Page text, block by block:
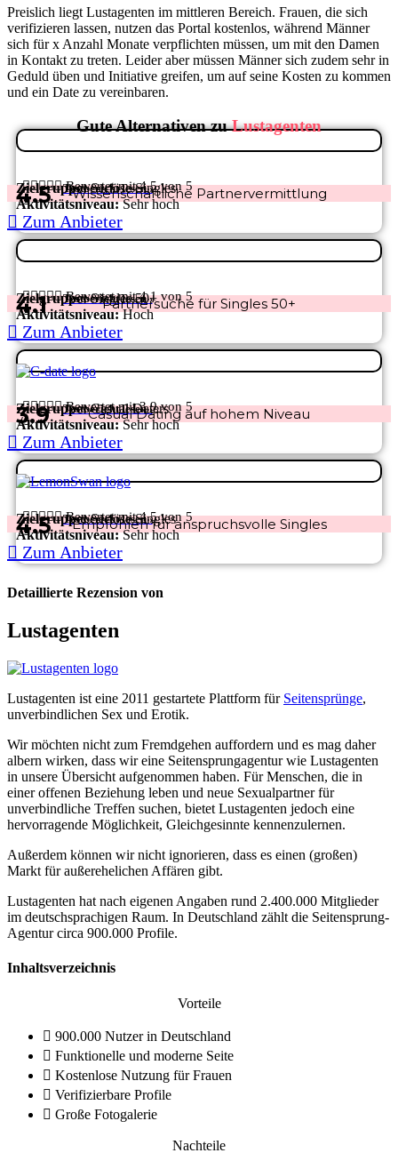
Preislich liegt Lustagenten im mittleren Bereich. Frauen, die sich
verifizieren lassen, nutzen das Portal kostenlos, während Männer
sich für x Anzahl Monate verpflichten müssen, um mit den Damen
in Kontakt zu treten. Leider aber müssen Männer sich zudem sehr in
Geduld üben und Initiative greifen, um auf seine Kosten zu kommen
und ein Date zu vereinbaren.
Gute Alternativen zuLustagenten
4.5
/5
 Bewertet mit 4.5 von 5
Testbericht lesen›
Wissenschaftliche Partnervermittlung
Zielgruppe:Seriöse Singles
Aktivitätsniveau:Sehr hoch
Zum Anbieter
4.1
/5
 Bewertet mit 4.1 von 5
Testbericht lesen›
Partnersuche für Singles 50+
Zielgruppe:Singles 50+
Aktivitätsniveau:Hoch
Zum Anbieter
3.9
/5
 Bewertet mit 3.9 von 5
Testbericht lesen›
Casual Dating auf hohem Niveau
Zielgruppe:Casual Daters
Aktivitätsniveau:Sehr hoch
Zum Anbieter
4.5
/5
 Bewertet mit 4.5 von 5
Testbericht lesen›
Empfohlen für anspruchsvolle Singles
Zielgruppe:Seriöse Singles
Aktivitätsniveau:Sehr hoch
Zum Anbieter
Detaillierte Rezension von
Lustagenten
Lustagenten ist eine 2011 gestartete Plattform für Seitensprünge,
unverbindlichen Sex und Erotik.
Wir möchten nicht zum Fremdgehen auffordern und es mag daher
albern wirken, dass wir eine Seitensprungagentur wie Lustagenten
in unsere Übersicht aufgenommen haben. Für Menschen, die in
einer offenen Beziehung leben und neue Sexualpartner für
unverbindliche Treffen suchen, bietet Lustagenten jedoch eine
hervorragende Möglichkeit, Gleichgesinnte kennenzulernen.
Außerdem können wir nicht ignorieren, dass es einen (großen)
Markt für außerehelichen Affären gibt.
Lustagenten hat nach eigenen Angaben rund 2.400.000 Mitglieder
im deutschsprachigen Raum. In Deutschland zählt die Seitensprung-
Agentur circa 900.000 Profile.
Inhaltsverzeichnis
Vorteile
900.000 Nutzer in Deutschland
Funktionelle und moderne Seite
Kostenlose Nutzung für Frauen
Verifizierbare Profile
Große Fotogalerie
Nachteile